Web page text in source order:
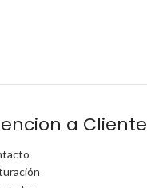
a Cliente